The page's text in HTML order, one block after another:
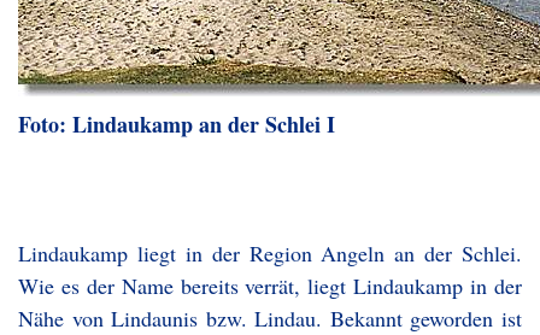
Foto: Lindaukamp an der Schlei I
Lindaukamp liegt in der Region Angeln an der Schlei.
Wie es der Name bereits verrät, liegt Lindaukamp in der
Nähe von Lindaunis bzw. Lindau. Bekannt geworden ist